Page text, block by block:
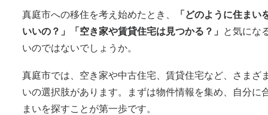
真庭市への移住を考え始めたとき、
「どのように住まい
いいの？」「空き家や賃貸住宅は見つかる？」
と気にな
いのではないでしょうか。
真庭市では、空き家や中古住宅、賃貸住宅など、さまざ
いの選択肢があります。まずは物件情報を集め、自分に
まいを探すことが第一歩です。